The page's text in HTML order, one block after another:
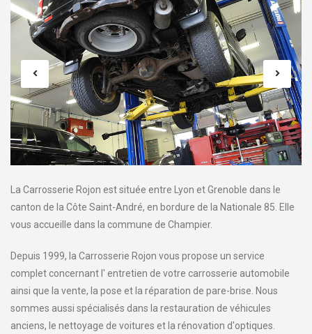
La Carrosserie Rojon est située entre Lyon et Grenoble dans le
canton de la Côte Saint-André, en bordure de la Nationale 85. Elle
vous accueille dans la commune de Champier.
Depuis 1999, la Carrosserie Rojon vous propose un service
complet concernant l' entretien de votre carrosserie automobile
ainsi que la vente, la pose et la réparation de pare-brise. Nous
sommes aussi spécialisés dans la restauration de véhicules
anciens, le nettoyage de voitures et la rénovation d'optiques.